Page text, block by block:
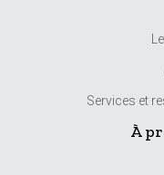
Services et
À